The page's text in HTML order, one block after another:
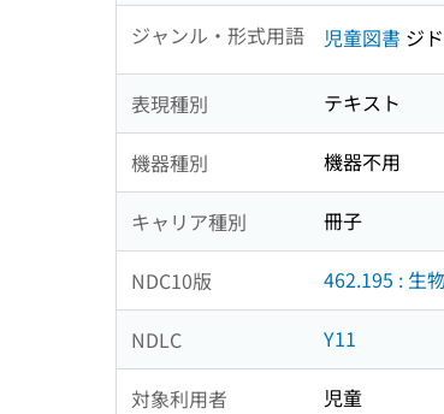
ジャンル・形式用語 児童図書 ジ
表現種別 テキスト
機器種別 機器不用
キャリア種別 冊子
NDC10版 462.195 : 生
NDLC Y11
対象利用者 児童